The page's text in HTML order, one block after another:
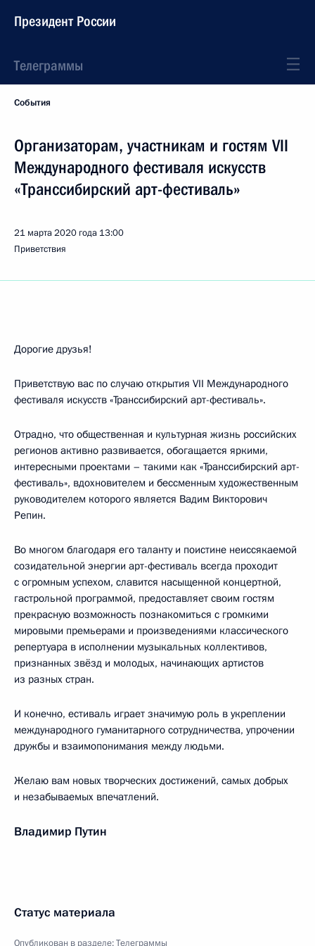
Президент России
Телеграммы
События
Организаторам, участникам и гостям VII
Международного фестиваля искусств
«Транссибирский арт-фестиваль»
21 марта 2020 года 13:00
Приветствия
Дорогие друзья!
Приветствую вас по случаю открытия VII Международного
фестиваля искусств «Транссибирский арт-фестиваль».
Отрадно, что общественная и культурная жизнь российских
регионов активно развивается, обогащается яркими,
интересными проектами – такими как «Транссибирский арт-
фестиваль», вдохновителем и бессменным художественным
руководителем которого является Вадим Викторович
Репин.
Во многом благодаря его таланту и поистине неиссякаемой
созидательной энергии арт-фестиваль всегда проходит
с огромным успехом, славится насыщенной концертной,
гастрольной программой, предоставляет своим гостям
прекрасную возможность познакомиться с громкими
мировыми премьерами и произведениями классического
репертуара в исполнении музыкальных коллективов,
признанных звёзд и молодых, начинающих артистов
из разных стран.
И конечно, естиваль играет значимую роль в укреплении
международного гуманитарного сотрудничества, упрочении
дружбы и взаимопонимания между людьми.
Желаю вам новых творческих достижений, самых добрых
и незабываемых впечатлений.
Владимир Путин
Статус материала
Опубликован в разделе:Телеграммы